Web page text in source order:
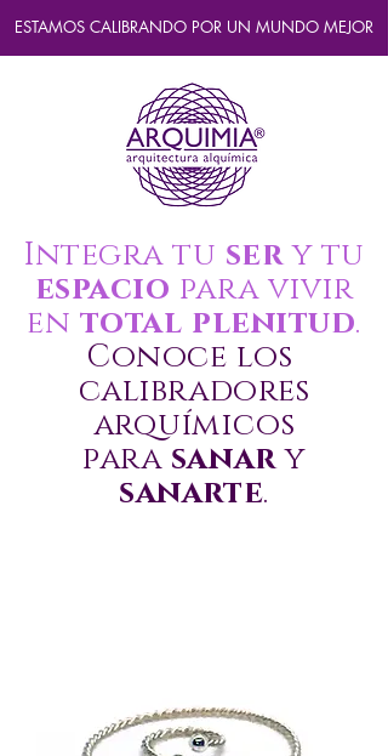
ESTAMOS CALIBRANDO POR UN MUNDO MEJOR
Integra tu sery tu
espacio para vivir
en total plenitud.
Conoce los
calibradores
arquímicos
para sanary
sanarte.